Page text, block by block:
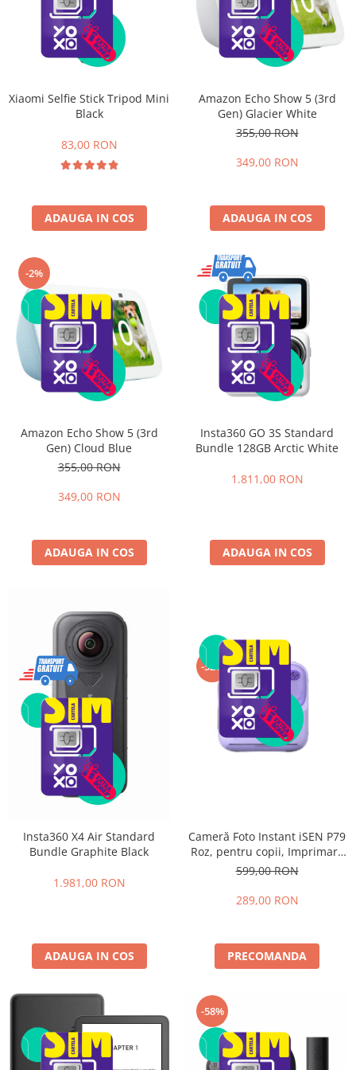
Xiaomi Selfie Stick Tripod Mini
Black
83,00 RON
ADAUGA IN COS
Amazon Echo Show 5 (3rd
Gen) Glacier White
355,00 RON
349,00 RON
ADAUGA IN COS
-2%
Amazon Echo Show 5 (3rd
Gen) Cloud Blue
355,00 RON
349,00 RON
ADAUGA IN COS
Insta360 GO 3S Standard
Bundle 128GB Arctic White
1.811,00 RON
ADAUGA IN COS
Insta360 X4 Air Standard
Bundle Graphite Black
1.981,00 RON
ADAUGA IN COS
-52%
Cameră Foto Instant iSEN P79
Roz, pentru copii, Imprimare
instant, Ecran 2.4”, Baterie
C
599,00 RON
289,00 RON
PRECOMANDA
-58%